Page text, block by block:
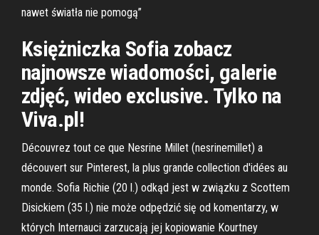
nawet światła nie pomogą”
Księżniczka Sofia zobacz
najnowsze wiadomości, galerie
zdjęć, wideo exclusive. Tylko na
Viva.pl!
Découvrez tout ce que Nesrine Millet (nesrinemillet) a
découvert sur Pinterest, la plus grande collection d'idées au
monde. Sofia Richie (20 l.) odkąd jest w związku z Scottem
Disickiem (35 l.) nie może odpędzić się od komentarzy, w
których Internauci zarzucają jej kopiowanie Kourtney